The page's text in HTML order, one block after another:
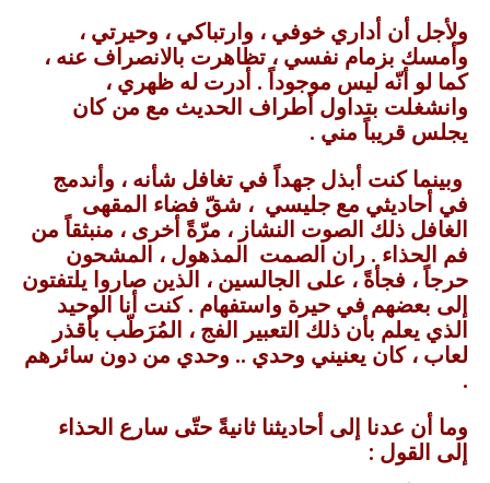
ولأجل أن أداري خوفي ، وارتباكي ، وحيرتي ،
وأمسك بزمام نفسي ، تظاهرت بالانصراف عنه ،
كما لو أنّه ليس موجوداً . أدرت له ظهري ،
وانشغلت بتداول أطراف الحديث مع من كان
يجلس قريباً مني .
وبينما كنت أبذل جهداً في تغافل شأنه ، وأندمج
في أحاديثي مع جليسي ، شقّ فضاء المقهى
الغافل ذلك الصوت النشاز ، مرّةً أخرى ، منبثقاً من
فم الحذاء . ران الصمت المذهول ، المشحون
حرجاً ، فجأةً ، على الجالسين ، الذين صاروا يلتفتون
إلى بعضهم في حيرة واستفهام . كنت أنا الوحيد
الذي يعلم بأن ذلك التعبير الفج ، المُرَطّب بأقذر
لعاب ، كان يعنيني وحدي .. وحدي من دون سائرهم
.
وما أن عدنا إلى أحاديثنا ثانيةً حتّى سارع الحذاء
إلى القول :